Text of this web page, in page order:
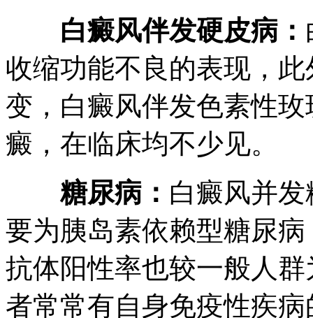
白癜风伴发硬皮病：
收缩功能不良的表现，
变，白癜风伴发色素性
癜，在临床均不少见。
糖尿病： 白癜风并
要为胰岛素依赖型糖尿
抗体阳性率也较一般人
者常常有自身免疫性疾